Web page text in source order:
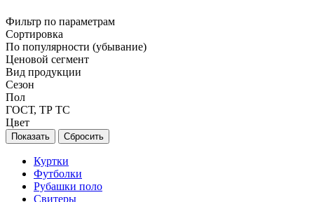
Фильтр по параметрам
Сортировка
По популярности (убывание)
Ценовой сегмент
Вид продукции
Сезон
Пол
ГОСТ, ТР ТС
Цвет
Сбросить
Куртки
Футболки
Рубашки поло
Свитеры